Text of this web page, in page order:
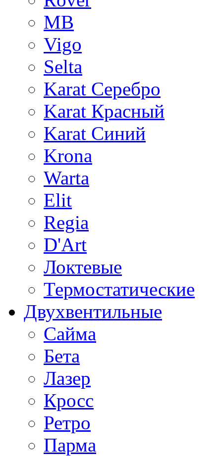
MB
Vigo
Selta
Karat Серебро
Karat Красный
Karat Синий
Krona
Warta
Elit
Regia
D'Art
Локтевые
Термостатические
Двухвентильные
Сайма
Бета
Лазер
Кросс
Ретро
Парма